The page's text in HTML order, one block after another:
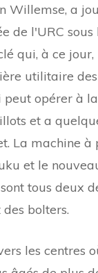
Willemse, a
de l'URC
qui, à ce jour,
utilitaire des
opérer à
et a
La machine à
et le
tous deux
bolters.
les centres